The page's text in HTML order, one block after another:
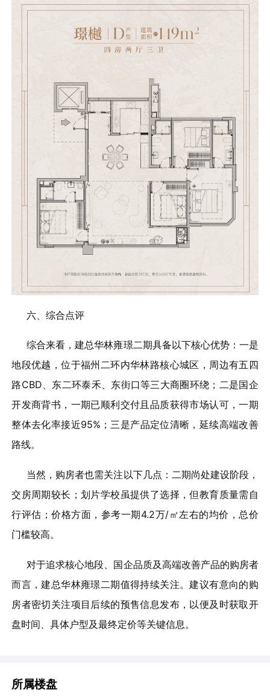
六、综合点评
综合来看，建总华林雍璟二期具备以下核心优势：一是
地段优越，位于福州二环内华林路核心城区，周边有五四
路CBD、东二环泰禾、东街口等三大商圈环绕；二是国企
开发商背书，一期已顺利交付且品质获得市场认可，一期
整体去化率接近95%；三是产品定位清晰，延续高端改善
路线。
当然，购房者也需关注以下几点：二期尚处建设阶段，
交房周期较长；划片学校虽提供了选择，但教育质量需自
行评估；价格方面，参考一期4.2万/㎡左右的均价，总价
门槛较高。
对于追求核心地段、国企品质及高端改善产品的购房者
而言，建总华林雍璟二期值得持续关注。建议有意向的购
房者密切关注项目后续的预售信息发布，以便及时获取开
盘时间、具体户型及最终定价等关键信息。
所属楼盘